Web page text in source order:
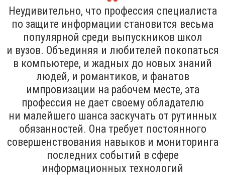
Неудивительно, что профессия специалиста
по защите информации становится весьма
популярной среди выпускников школ
и вузов. Объединяя и любителей покопаться
в компьютере, и жадных до новых знаний
людей, и романтиков, и фанатов
импровизации на рабочем месте, эта
профессия не дает своему обладателю
ни малейшего шанса заскучать от рутинных
обязанностей. Она требует постоянного
совершенствования навыков и мониторинга
последних событий в сфере
информационных технологий